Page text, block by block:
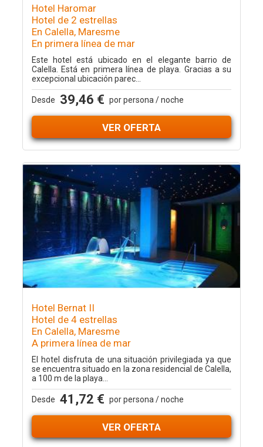
Hotel Haromar
Hotel de 2 estrellas
En Calella, Maresme
En primera línea de mar
Este hotel está ubicado en el elegante barrio de
Calella. Está en primera línea de playa. Gracias a su
excepcional ubicación parec...
Desde 39,46 € por persona / noche
VER OFERTA
Hotel Bernat II
Hotel de 4 estrellas
En Calella, Maresme
A primera línea de mar
El hotel disfruta de una situación privilegiada ya que
se encuentra situado en la zona residencial de Calella,
a 100 m de la playa...
Desde 41,72 € por persona / noche
VER OFERTA